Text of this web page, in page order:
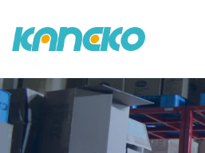
ツ
へ
ス
キ
シ
ョ
ン
に